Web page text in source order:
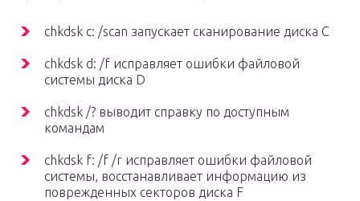
chkdsk c: /scan запускает сканирование диска C
chkdsk d: /f исправляет ошибки файловой
системы диска D
chkdsk /? выводит справку по доступным
командам
chkdsk f: /f /r исправляет ошибки файловой
системы, восстанавливает информацию из
поврежденных секторов диска F